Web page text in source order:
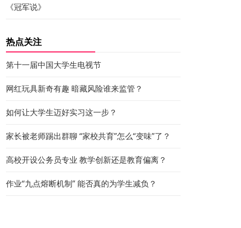
《冠军说》
热点关注
第十一届中国大学生电视节
网红玩具新奇有趣 暗藏风险谁来监管？
如何让大学生迈好实习这一步？
家长被老师踢出群聊 “家校共育”怎么“变味”了？
高校开设公务员专业 教学创新还是教育偏离？
作业“九点熔断机制” 能否真的为学生减负？